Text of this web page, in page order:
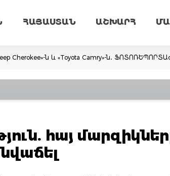
ՀԱՅԱՍՏԱՆ ԱՇԽԱՐՀ
Cherokee»-ն և «Toyota Camry»-ն․
հայ